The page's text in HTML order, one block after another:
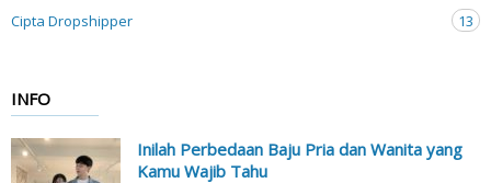
Cipta Dropshipper
13
INFO
Inilah Perbedaan Baju Pria dan Wanita yang
Kamu Wajib Tahu